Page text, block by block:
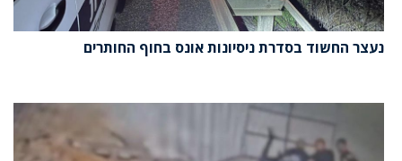
נעצר החשוד בסדרת ניסיונות אונס בחוף החותרים